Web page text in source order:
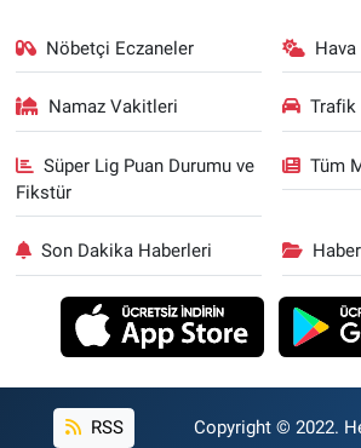
Nöbetçi Eczaneler
Namaz Vakitleri Trafik
Süper Lig Puan Durumu ve
Fikstür
Tüm
Son Dakika Haberleri
RSS Copyright © 2022.